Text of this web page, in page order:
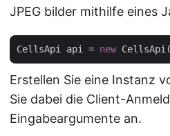
JPEG bilder mithilfe eines
CellsApi api = new
Erstellen Sie eine Instanz
Sie dabei die Client-
Eingabeargumente an.